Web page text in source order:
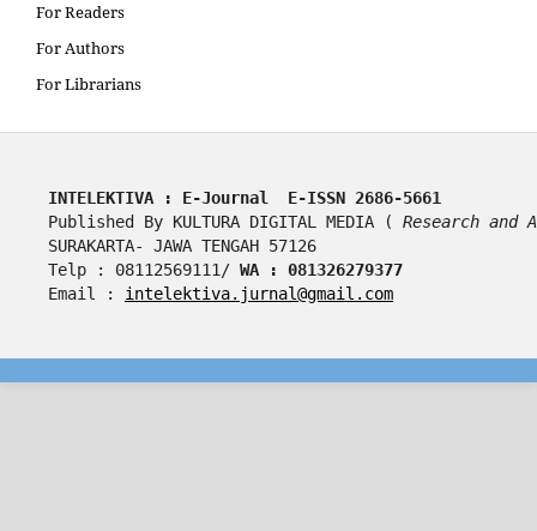
For Readers
For Authors
For Librarians
INTELEKTIVA : E-Journal  E-ISSN 2686-5661
Published By KULTURA DIGITAL MEDIA ( Research and
SURAKARTA- JAWA TENGAH 57126
Telp : 08112569111/ WA : 081326279377
Email : intelektiva.jurnal@gmail.com